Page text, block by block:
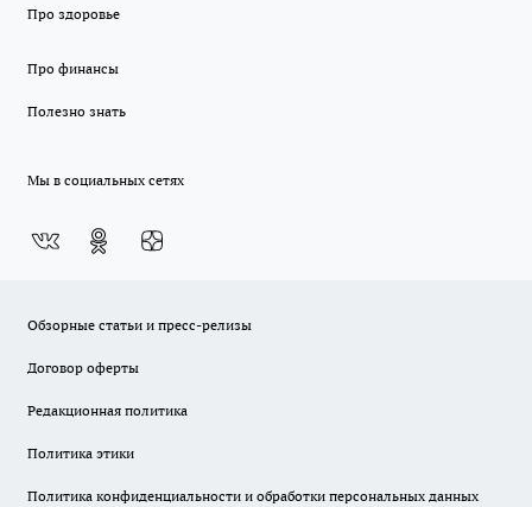
Про здоровье
Про финансы
Полезно знать
Мы в социальных сетях
Обзорные статьи и пресс-релизы
Договор оферты
Редакционная политика
Политика этики
Политика конфиденциальности и обработки персональных данных